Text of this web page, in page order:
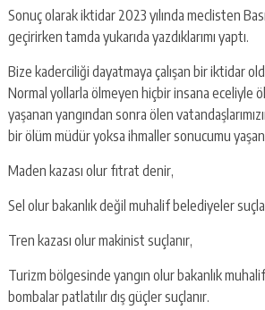
Sonuç olarak iktidar 2023 yılında meclisten
geçirirken tamda yukarıda yazdıklarımı yaptı.
Bize kaderciliği dayatmaya çalışan bir iktidar
Normal yollarla ölmeyen hiçbir insana eceliyle
yaşanan yangından sonra ölen
bir ölüm müdür yoksa ihmaller sonucumu
Maden kazası olur fıtrat denir,
Sel olur bakanlık değil muhalif belediyeler
Tren kazası olur makinist suçlanır,
Turizm bölgesinde yangın olur bakanlık
bombalar patlatılır dış güçler suçlanır.